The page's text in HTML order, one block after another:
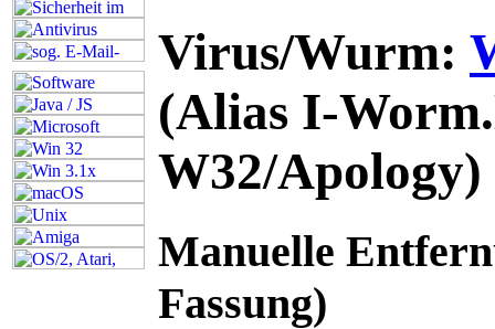
Virus/Wurm:
(Alias I-
W32/Apology)
Manuelle
Fassung)